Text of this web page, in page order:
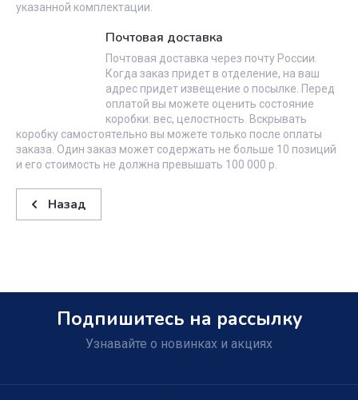
указанной комплектации.
Почтовая доставка
Почтовая доставка через почту России.
Когда заказ придет в отделение, на ваш
адрес придет извещение о посылке. Перед
оплатой вы можете оценить состояние
коробки: вес, целостность. Вскрывать
коробку самостоятельно вы можете только после оплаты
заказа. Один заказ может содержать не больше 10 позиций
и его стоимость не должна превышать 100 000 р.
Назад
Подпишитесь на рассылку
Узнавайте о новинках и акциях